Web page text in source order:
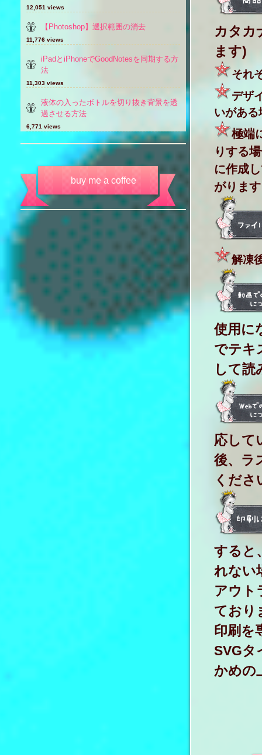
カタカ
ます)
それ
デザ
いがある
極端
りする
に作成
がりま
解凍
使用に
でテキ
して読
応して
後、ラ
くださ
すると
れない
アウト
ており
印刷を
SVGタ
かめの
12,051 views
【Photoshop】選択範囲の消去
11,776 views
iPadとiPhoneでGoodNotesを同期する方
法
11,303 views
液体の入ったボトルを切り抜き背景を透
過させる方法
6,771 views
buy me a coffee